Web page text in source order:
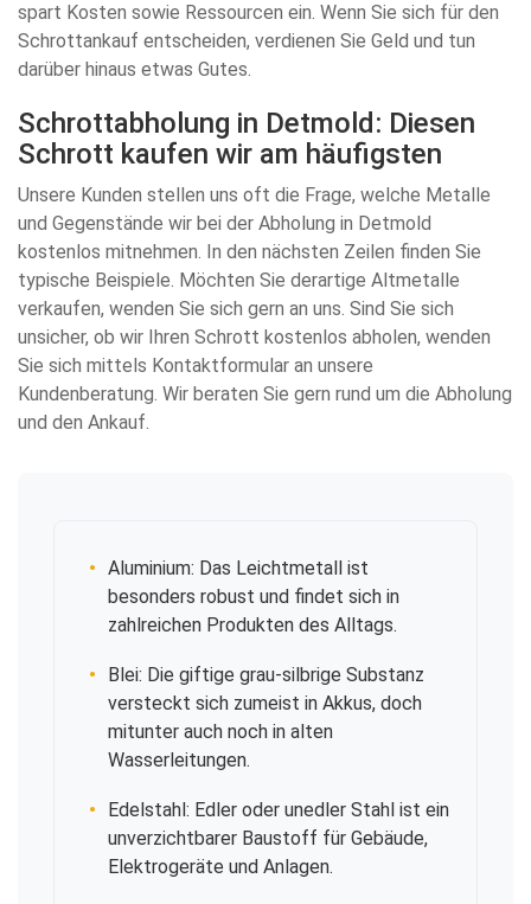
spart Kosten sowie Ressourcen ein. Wenn Sie sich für den
Schrottankauf entscheiden, verdienen Sie Geld und tun
darüber hinaus etwas Gutes.
Schrottabholung in Detmold: Diesen
Schrott kaufen wir am häufigsten
Unsere Kunden stellen uns oft die Frage, welche Metalle
und Gegenstände wir bei der Abholung in Detmold
kostenlos mitnehmen. In den nächsten Zeilen finden Sie
typische Beispiele. Möchten Sie derartige Altmetalle
verkaufen, wenden Sie sich gern an uns. Sind Sie sich
unsicher, ob wir Ihren Schrott kostenlos abholen, wenden
Sie sich mittels Kontaktformular an unsere
Kundenberatung. Wir beraten Sie gern rund um die Abholung
und den Ankauf.
Aluminium: Das Leichtmetall ist
besonders robust und findet sich in
zahlreichen Produkten des Alltags.
Blei: Die giftige grau-silbrige Substanz
versteckt sich zumeist in Akkus, doch
mitunter auch noch in alten
Wasserleitungen.
Edelstahl: Edler oder unedler Stahl ist ein
unverzichtbarer Baustoff für Gebäude,
Elektrogeräte und Anlagen.